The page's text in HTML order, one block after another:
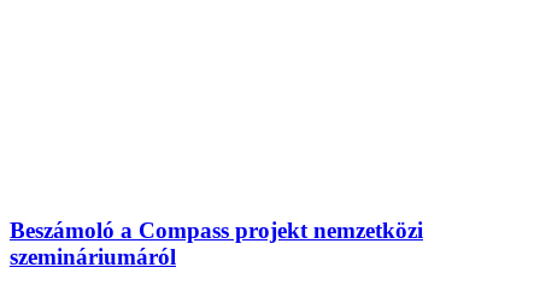
Beszámoló a Compass projekt nemzetközi
szemináriumáról